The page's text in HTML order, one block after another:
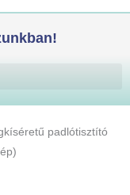
padlótisztító